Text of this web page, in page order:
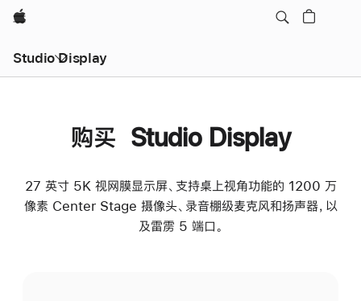
Apple
Studio Display
购买 Studio Display
27 英寸 5K 视网膜显示屏、支持桌上视角功能的 1200 万
像素 Center Stage 摄像头、录音棚级麦克风和扬声器，以
及雷雳 5 端口。